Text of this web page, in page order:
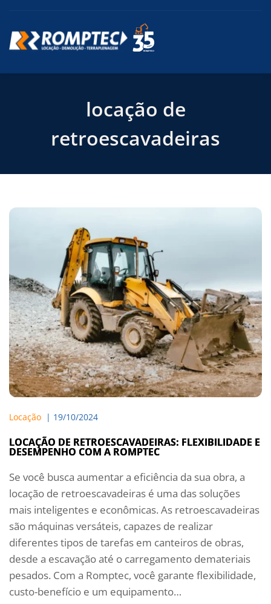
locação de
retroescavadeiras
Locação
  |
19/10/2024
LOCAÇÃO DE RETROESCAVADEIRAS: FLEXIBILIDADE E
DESEMPENHO COM A ROMPTEC
Se você busca aumentar a eficiência da sua obra, a
locação de retroescavadeiras é uma das soluções
mais inteligentes e econômicas. As retroescavadeiras
são máquinas versáteis, capazes de realizar
diferentes tipos de tarefas em canteiros de obras,
desde a escavação até o carregamento demateriais
pesados. Com a Romptec, você garante flexibilidade,
custo-benefício e um equipamento…